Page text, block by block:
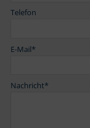
Telefon
E-Mail*
Nachricht*